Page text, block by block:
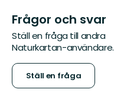
Frågor och svar
Ställ en fråga till andra
Naturkartan-användare.
Ställ en fråga